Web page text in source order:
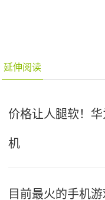
延伸阅读
价格让人腿软！
机
目前最火的手机